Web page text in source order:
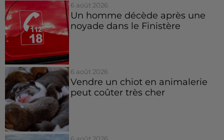
6 août 2026
Un homme décède après une
noyade dans le Finistère
6 août 2026
Vendre un chiot en animalerie
peut coûter très cher
6 août 2026